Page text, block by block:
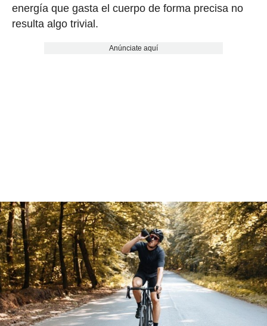
energía que gasta el cuerpo de forma precisa no
resulta algo trivial.
Anúnciate aquí